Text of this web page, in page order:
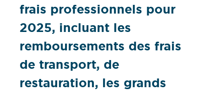
frais professionnels pour
2025, incluant les
remboursements des frais
de transport, de
restauration, les grands